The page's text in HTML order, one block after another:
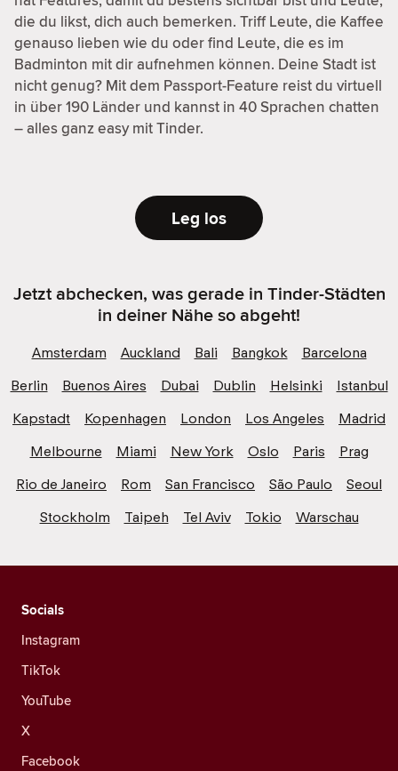
die du likst, dich auch bemerken. Triff Leute, die Kaffee
genauso lieben wie du oder find Leute, die es im
Badminton mit dir aufnehmen können. Deine Stadt ist
nicht genug? Mit dem Passport-Feature reist du virtuell
in über 190 Länder und kannst in 40 Sprachen chatten
– alles ganz easy mit Tinder.
Leg los
Jetzt abchecken, was gerade in Tinder-Städten
in deiner Nähe so abgeht!
Amsterdam Auckland Bali Bangkok
Barcelona
Berlin
Buenos Aires Dubai Dublin Helsinki
Istanbul
Kapstadt
Kopenhagen London Los Angeles
Madrid
Melbourne
Miami New York Oslo Paris
Prag
Rio de Janeiro
Rom San Francisco São Paulo
Seoul
Stockholm
Taipeh Tel Aviv Tokio Warschau
Socials
Instagram
TikTok
YouTube
X
Facebook